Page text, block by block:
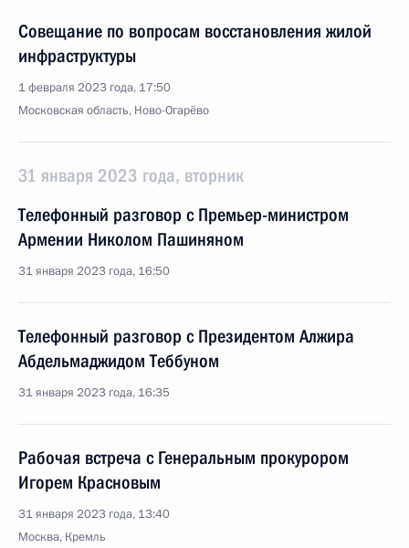
Совещание по вопросам восстановления жилой
инфраструктуры
1 февраля 2023 года, 17:50
Московская область, Ново-Огарёво
31 января 2023 года, вторник
Телефонный разговор с Премьер-министром
Армении Николом Пашиняном
31 января 2023 года, 16:50
Телефонный разговор с Президентом Алжира
Абдельмаджидом Теббуном
31 января 2023 года, 16:35
Рабочая встреча с Генеральным прокурором
Игорем Красновым
31 января 2023 года, 13:40
Москва, Кремль